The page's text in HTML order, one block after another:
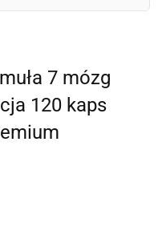
7 mózg
120 kaps